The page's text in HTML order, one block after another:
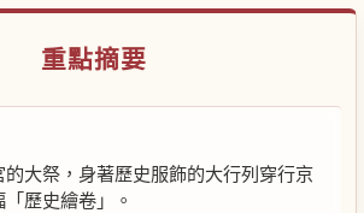
重點摘要
大祭，身著歷史服飾的大行列穿行京
歷史繪卷」。